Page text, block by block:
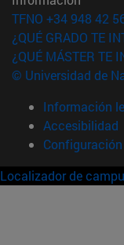
TFNO +34 948 42
¿QUÉ GRADO TE
¿QUÉ MÁSTER TE
© Universidad de
Información
Accesibilidad
Localizador de